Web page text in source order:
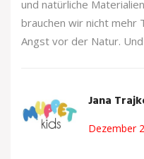
und natürliche
brauchen wir nicht mehr
Angst vor der Natur.
Jana
Dezember